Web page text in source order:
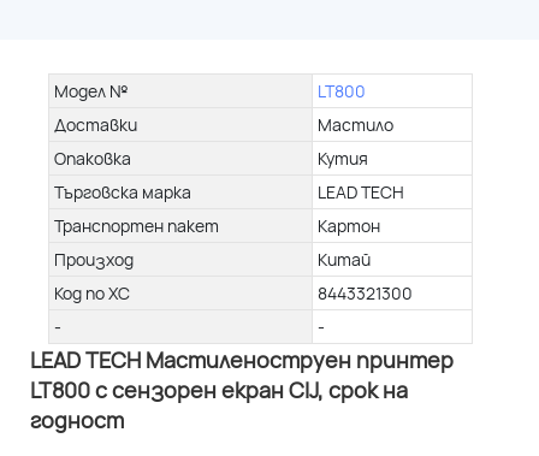
Модел №
LT800
Доставки
Мастило
Опаковка
Кутия
Търговска марка
LEAD TECH
Транспортен пакет
Картон
Произход
Китай
Код по ХС
8443321300
-
-
LEAD TECH Мастиленоструен принтер
LT800 с сензорен екран CIJ, срок на
годност